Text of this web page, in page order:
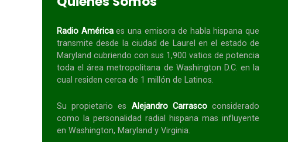
Radio Américaes una emisora de habla hispana que
transmite desde la ciudad de Laurel en el estado de
Maryland cubriendo con sus 1,900 vatios de potencia
toda el área metropolitana de Washington D.C. en la
cual residen cerca de 1 millón de Latinos.
Su propietario es Alejandro Carrascoconsiderado
como la personalidad radial
hispana mas influyente
en Washington, Maryland y Virginia.